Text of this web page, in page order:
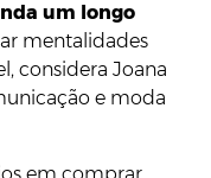
um longo
mentalidades
considera Joana
e moda